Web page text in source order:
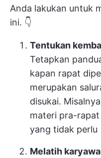
Anda lakukan untuk
ini. 👇
Tentukan
Tetapkan
kapan rapat
merupakan
disukai.
materi pra-
yang tidak perlu
Melatih